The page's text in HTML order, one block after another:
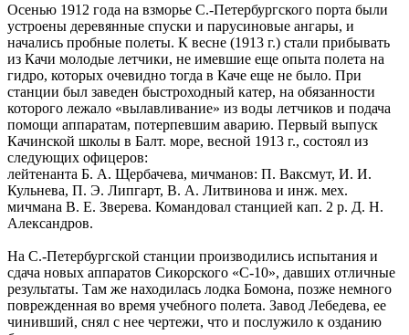
Осенью 1912 года на взморье С.-Петербургского порта были
устроены деревянные спуски и парусиновые ангары, и
начались пробные полеты. К весне (1913 г.) стали прибывать
из Качи молодые летчики, не имевшие еще опыта полета на
гидро, которых очевидно тогда в Каче еще не было. При
станции был заведен быстроходный катер, на обязанности
которого лежало «вылавливание» из воды летчиков и подача
помощи аппаратам, потерпевшим аварию. Первый выпуск
Качинской школы в Балт. море, весной 1913 г., состоял из
следующих офицеров:
лейтенанта Б. А. Щербачева, мичманов: П. Ваксмут, И. И.
Кульнева, П. Э. Липгарт, В. А. Литвинова и инж. мех.
мичмана В. Е. Зверева. Командовал станцией кап. 2 р. Д. Н.
Александров.
На С.-Петербургской станции производились испытания и
сдача новых аппаратов Сикорского «С-10», давших отличные
результаты. Там же находилась лодка Бомона, позже немного
поврежденная во время учебного полета. Завод Лебедева, ее
чинивший, снял с нее чертежи, что и послужило к озданию